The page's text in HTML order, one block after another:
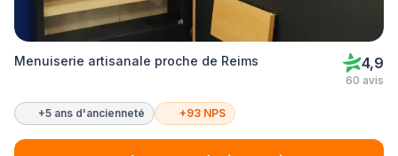
Menuiserie artisanale proche de Reims 4,9
60 avis
+5 ans d'ancienneté +93 NPS